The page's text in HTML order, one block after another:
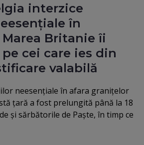
interzice
în
Britanie îi
cei care ies din
valabilă
neesenţiale în afara graniţelor
ţară a fost prelungită până la 18
şi sărbătorile de Paşte, în timp ce